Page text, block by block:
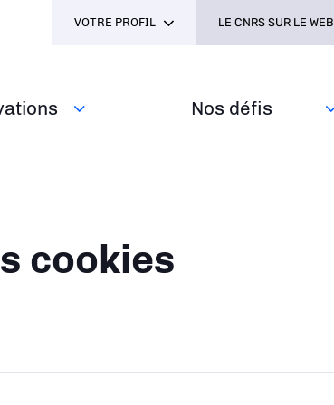
Nos défis‎
VOTRE PROFIL LE CNRS SUR LE WEB
cookies